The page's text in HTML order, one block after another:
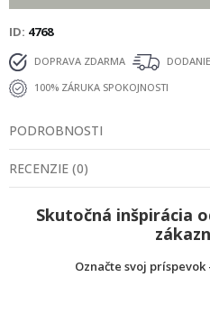
ID 4768
DOPRAVA ZDARMA
100% ZÁRUKA SPOKOJNOSTI
PODROBNOSTI
RECENZIE (0)
Skutočná inšpirácia
Označte svoj